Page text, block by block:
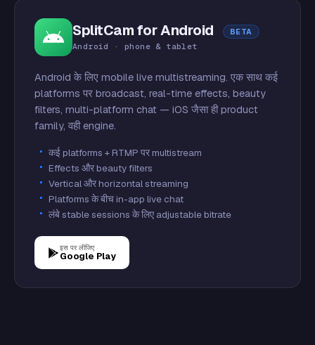
SplitCam for Android BETA
Android · phone & tablet
Android के लिए mobile live multistreaming. एक साथ कई
platforms पर broadcast, real-time effects, beauty
filters, multi-platform chat — iOS जैसा ही product
family, वही engine.
कई platforms + RTMP पर multistream
Effects और beauty filters
Vertical और horizontal streaming
Platforms के बीच in-app live chat
लंबे stable sessions के लिए adjustable bitrate
इस पर लीजिए
Google Play